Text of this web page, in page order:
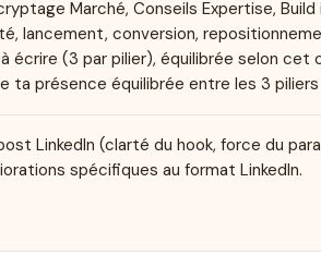
Marché, Conseils Expertise, Build
lancement, conversion,
écrire (3 par pilier), équilibrée selon cet
ta présence équilibrée entre les 3
LinkedIn (clarté du hook, force du
spécifiques au format LinkedIn.